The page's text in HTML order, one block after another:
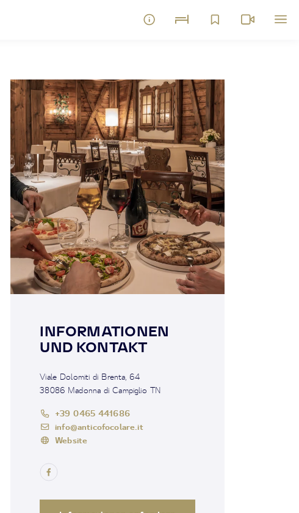
INFORMATIONEN
UND KONTAKT
Viale Dolomiti di Brenta, 64
38086 Madonna di Campiglio TN
+39 0465 441686
info@anticofocolare.it
Website